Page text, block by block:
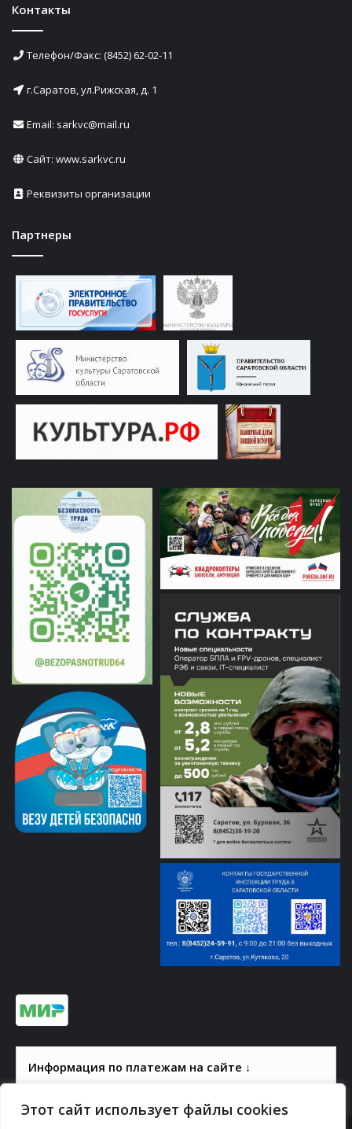
Этот сайт использует файлы cookies
Контакты
Телефон/Факс: (8452) 62-02-11
г.Саратов, ул.Рижская, д. 1
Email: sarkvc@mail.ru
Сайт: www.sarkvc.ru
Реквизиты организации
Партнеры
Информация по платежам на сайте ↓